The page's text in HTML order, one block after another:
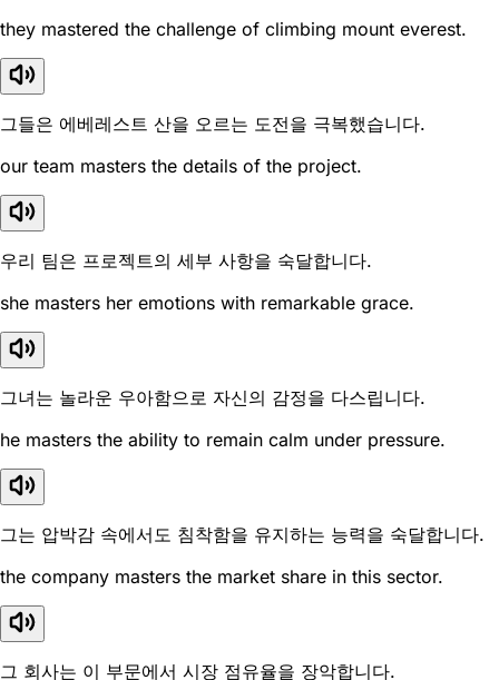
they mastered the challenge of climbing mount everest.
그들은 에베레스트 산을 오르는 도전을 극복했습니다.
our team masters the details of the project.
우리 팀은 프로젝트의 세부 사항을 숙달합니다.
she masters her emotions with remarkable grace.
그녀는 놀라운 우아함으로 자신의 감정을 다스립니다.
he masters the ability to remain calm under pressure.
그는 압박감 속에서도 침착함을 유지하는 능력을 숙달합니다.
the company masters the market share in this sector.
그 회사는 이 부문에서 시장 점유율을 장악합니다.